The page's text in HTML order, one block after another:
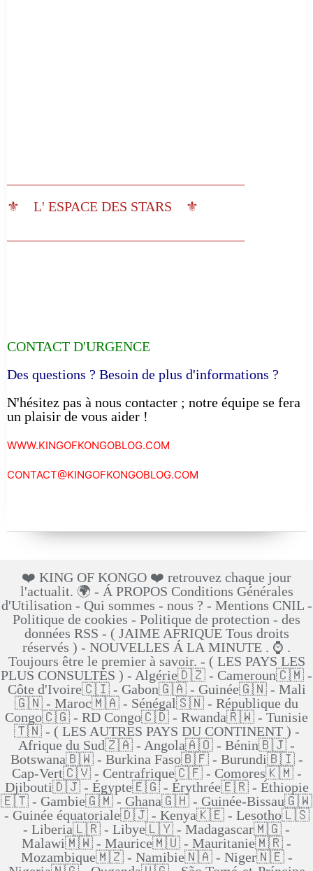
⚜️ L' ESPACE DES STARS ⚜️
CONTACT D'URGENCE
Des questions ? Besoin de plus d'informations ?
N'hésitez pas à nous contacter ; notre équipe se fera
un plaisir de vous aider !
WWW.KINGOFKONGOBLOG.COM
CONTACT@KINGOFKONGOBLOG.COM
❤️ KING OF KONGO ❤️ retrouvez chaque jour
l'actualit. 🌍 - Á PROPOS Conditions Générales
d'Utilisation - Qui sommes - nous ? - Mentions CNIL -
Politique de cookies - Politique de protection - des
données RSS - ( JAIME AFRIQUE Tous droits
réservés ) - NOUVELLES Á LA MINUTE . ⌚ .
Toujours être le premier à savoir. - ( LES PAYS LES
PLUS CONSULTÉS ) - Algérie🇩🇿 - Cameroun🇨🇲 -
Côte d'Ivoire🇨🇮 - Gabon🇬🇦 - Guinée🇬🇳 - Mali
🇬🇳 - Maroc🇲🇦 - Sénégal🇸🇳 - République du
Congo🇨🇬 - RD Congo🇨🇩 - Rwanda🇷🇼 - Tunisie
🇹🇳 - ( LES AUTRES PAYS DU CONTINENT ) -
Afrique du Sud🇿🇦 - Angola🇦🇴 - Bénin🇧🇯 -
Botswana🇧🇼 - Burkina Faso🇧🇫 - Burundi🇧🇮 -
Cap-Vert🇨🇻 - Centrafrique🇨🇫 - Comores🇰🇲 -
Djibouti🇩🇯 - Égypte🇪🇬 - Érythrée🇪🇷 - Éthiopie
🇪🇹 - Gambie🇬🇲 - Ghana🇬🇭 - Guinée-Bissau🇬🇼
- Guinée équatoriale🇩🇯 - Kenya🇰🇪 - Lesotho🇱🇸
- Liberia🇱🇷 - Libye🇱🇾 - Madagascar🇲🇬 -
Malawi🇲🇼 - Maurice🇲🇺 - Mauritanie🇲🇷 -
Mozambique🇲🇿 - Namibie🇳🇦 - Niger🇳🇪 -